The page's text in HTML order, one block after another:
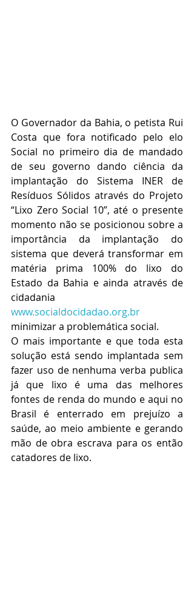
O Governador da Bahia, o petista Rui
Costa que fora notificado pelo elo
Social no primeiro dia de mandado
de seu governo dando ciência da
implantação do Sistema INER de
Resíduos Sólidos através do Projeto
“Lixo Zero Social 10”, até o presente
momento não se posicionou sobre a
importância da implantação do
sistema que deverá transformar em
matéria prima 100% do lixo do
Estado da Bahia e ainda através de
www.socialdocidadao.org.br
minimizar a problemática social.
O mais importante e que toda esta
solução está sendo implantada sem
fazer uso de nenhuma verba publica
já que lixo é uma das melhores
fontes de renda do mundo e aqui no
Brasil é enterrado em prejuízo a
saúde, ao meio ambiente e gerando
mão de obra escrava para os então
catadores de lixo.